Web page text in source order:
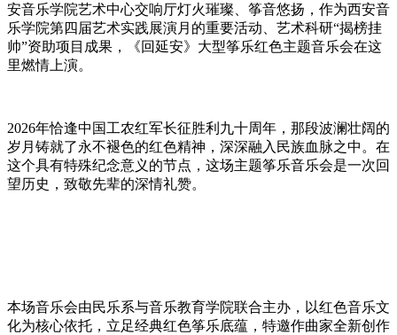
安音乐学院艺术中心交响厅灯火璀璨、筝音悠扬，作为西安音
乐学院第四届艺术实践展演月的重要活动、艺术科研“揭榜挂
帅”资助项目成果，《回延安》大型筝乐红色主题音乐会在这
里燃情上演。
2026年恰逢中国工农红军长征胜利九十周年，那段波澜壮阔的
岁月铸就了永不褪色的红色精神，深深融入民族血脉之中。在
这个具有特殊纪念意义的节点，这场主题筝乐音乐会是一次回
望历史，致敬先辈的深情礼赞。
本场音乐会由民乐系与音乐教育学院联合主办，以红色音乐文
化为核心依托，立足经典红色筝乐底蕴，特邀作曲家全新创作